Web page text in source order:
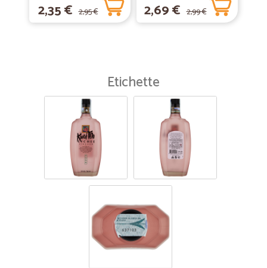
2,35 € 2,95 € 2,69 € 2,99 €
Etichette